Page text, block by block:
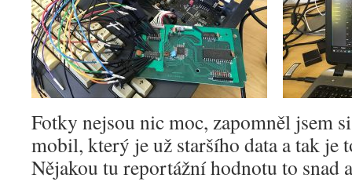
Fotky nejsou nic moc, zapomněl jsem
mobil, který je už staršího data a tak je
Nějakou tu reportážní hodnotu to snad